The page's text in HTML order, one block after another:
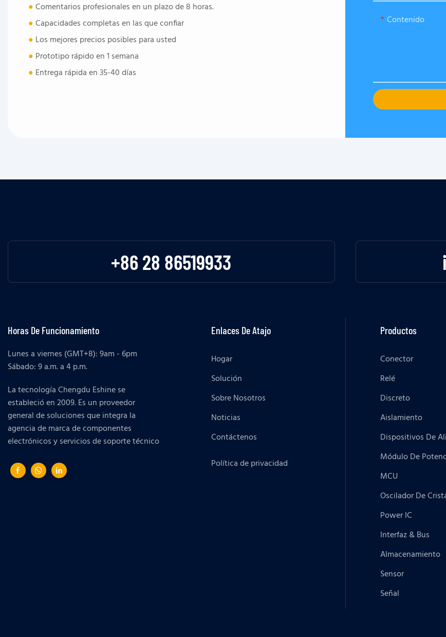
●Comentarios profesionales en un plazo de 8 horas.
●Capacidades completas en las que confiar
● Los mejores precios posibles para usted
● Prototipo rápido en 1 semana
● Entrega rápida en 35-40 días
Contenido
+86 28 86519933
Horas De Funcionamiento
Lunes a viernes (GMT+8): 9am - 6pm
Sábado: 9 a.m. a 4 p.m.
La tecnología Chengdu Eshine se
estableció en 2009. Es un proveedor
general de soluciones que integra la
agencia de marca de componentes
electrónicos y servicios de soporte técnico
Enlaces De Atajo
Hogar
Solución
Sobre Nosotros
Noticias
Contáctenos
Política de privacidad
Productos
Conector
Relé
Discreto
Aislamiento
Dispositivos De
Módulo De
MCU
Oscilador De
Power IC
Interfaz & Bus
Almacenamiento
Sensor
Señal